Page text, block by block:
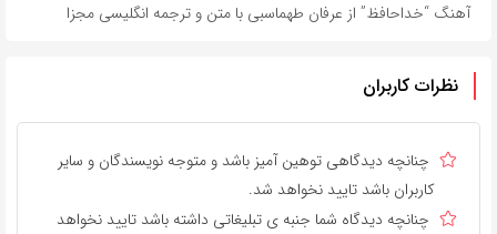
آهنگ “خداحافظ” از عرفان طهماسبی با متن و ترجمه انگلیسی مجزا
نظرات کاربران
چنانچه دیدگاهی توهین آمیز باشد و متوجه نویسندگان و سایر
کاربران باشد تایید نخواهد شد.
چنانچه دیدگاه شما جنبه ی تبلیغاتی داشته باشد تایید نخواهد